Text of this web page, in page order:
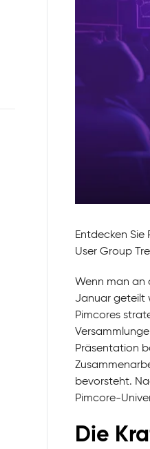
Entdecken
User Group
Wenn man an
Januar geteilt
Pimcores
Präsentation
bevorsteht.
Pimcore-
Die